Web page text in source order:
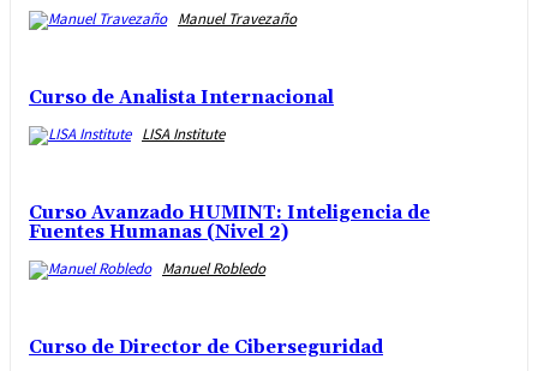
Manuel Travezaño
Curso de Analista Internacional
LISA Institute
Curso Avanzado HUMINT: Inteligencia de
Fuentes Humanas (Nivel 2)
Manuel Robledo
Curso de Director de Ciberseguridad